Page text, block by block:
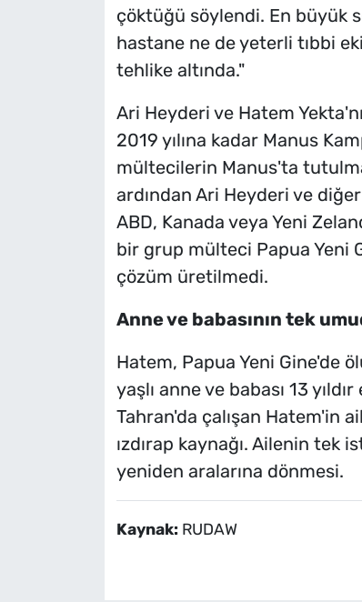
çöktüğü söylendi. En büyük
hastane ne de yeterli tıbbi
tehlike altında."
Ari Heyderi ve Hatem
2019 yılına kadar Manus
mültecilerin Manus'ta
ardından Ari Heyderi ve
ABD, Kanada veya Yeni
bir grup mülteci Papua Yeni
çözüm üretilmedi.
Anne ve babasının tek
Hatem, Papua Yeni Gine'de
yaşlı anne ve babası 13
Tahran'da çalışan Hatem'in
ızdırap kaynağı. Ailenin tek
yeniden aralarına dönmesi.
Kaynak: RUDAW